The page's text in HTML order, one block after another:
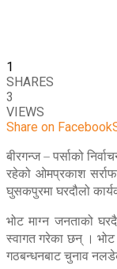
1
SHARES
3
VIEWS
Share on Facebook
बीरगन्ज – पर्साको
रहेको ओमप्रकाश
घुसकपुरमा घरदौलो
भोट माग्न जनताको
स्वागत गरेका छन् ।
गठबन्धनबाट चुनाव